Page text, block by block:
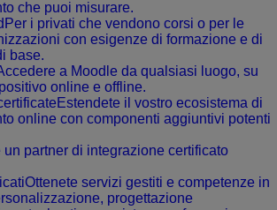
che puoi misurare.
Per i privati che vendono corsi o per le
con esigenze di formazione e di
base.
a Moodle da qualsiasi luogo, su
online e offline.
Estendete il vostro ecosistema di
online con componenti aggiuntivi potenti
un partner di integrazione certificato
Ottenete servizi gestiti e competenze in
progettazione